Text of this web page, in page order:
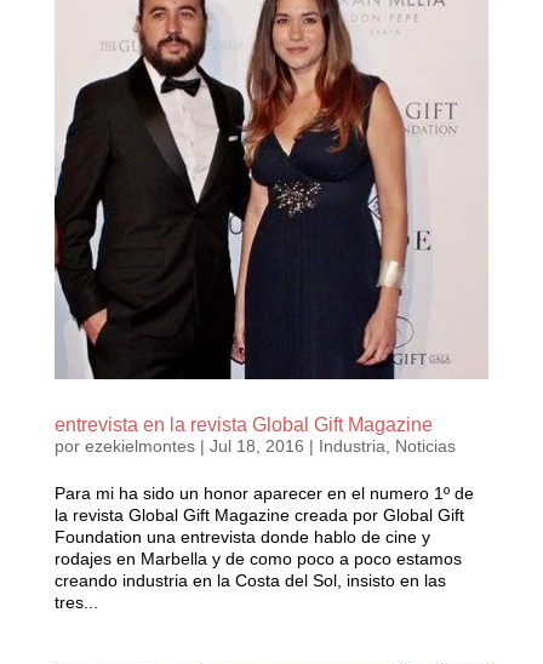
entrevista en la revista Global Gift Magazine
por ezekielmontes| Jul 18, 2016 | Industria Noticias
Para mi ha sido un honor aparecer en el numero 1º de
la revista Global Gift Magazine creada por Global Gift
Foundation una entrevista donde hablo de cine y
rodajes en Marbella y de como poco a poco estamos
creando industria en la Costa del Sol, insisto en las
tres...